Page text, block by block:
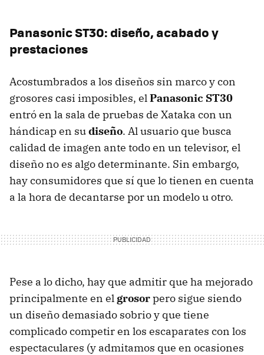
Panasonic ST30: diseño, acabado y
prestaciones
Acostumbrados a los diseños sin marco y con
grosores casi imposibles, elPanasonic ST30
entró en la sala de pruebas de Xataka con un
hándicap en sudiseño. Al usuario que busca
calidad de imagen ante todo en un televisor, el
diseño no es algo determinante. Sin embargo,
hay consumidores que sí que lo tienen en cuenta
a la hora de decantarse por un modelo u otro.
Pese a lo dicho, hay que admitir que ha mejorado
principalmente en el grosorpero sigue siendo
un diseño demasiado sobrio y que tiene
complicado competir en los escaparates con los
espectaculares (y admitamos que en ocasiones